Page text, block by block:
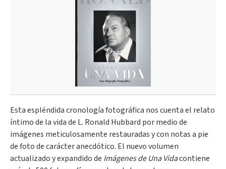
Esta espléndida cronología fotográfica nos cuenta el relato
íntimo de la vida de L. Ronald Hubbard por medio de
imágenes meticulosamente restauradas y con notas a pie
de foto de carácter anecdótico. El nuevo volumen
actualizado y expandido de Imágenes de Una Vidacontiene